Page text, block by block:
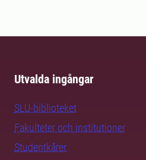
Utvalda ingångar
SLU-biblioteket
Fakulteter och institutioner
Studentkårer